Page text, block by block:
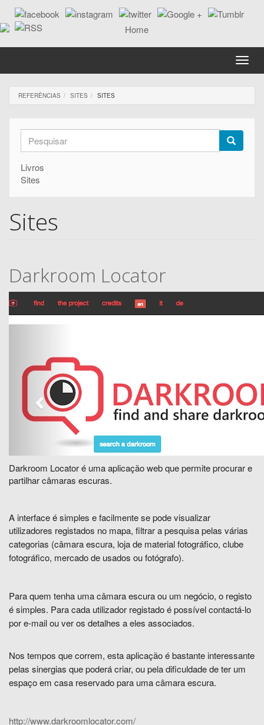
Passar
para
o
Toggle
REFERÊNCIAS SITES SITES
Formulário
de
pesquisa
Livros
Sites
Sites
Darkroom Locator
Darkroom Locator é uma aplicação web que permite procurar e
partilhar câmaras escuras.
A interface é simples e facilmente se pode visualizar
utilizadores registados no mapa, filtrar a pesquisapelas várias
categorias (câmara escura, loja de material fotográfico, clube
fotográfico, mercado de usados ou fotógrafo).
Para quem tenha uma câmara escura ou um negócio, o registo
é simples. Para cada utilizador registado é possível contactá-lo
por e-mail ou ver os detalhes a eles associados.
Nos tempos que correm, esta aplicação é bastante interessante
pelas sinergias que poderá criar, ou pela dificuldade de ter um
espaço em casa reservado para uma câmara escura.
http://www.darkroomlocator.com/